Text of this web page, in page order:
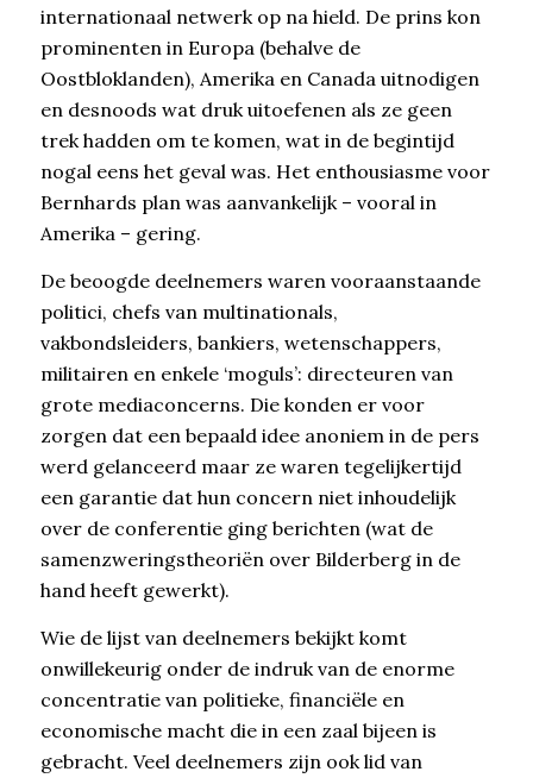
internationaal netwerk op na hield. De prins kon
prominenten in Europa (behalve de
Oostbloklanden), Amerika en Canada uitnodigen
en desnoods wat druk uitoefenen als ze geen
trek hadden om te komen, wat in de begintijd
nogal eens het geval was. Het enthousiasme voor
Bernhards plan was aanvankelijk – vooral in
Amerika – gering.
De beoogde deelnemers waren vooraanstaande
politici, chefs van multinationals,
vakbondsleiders, bankiers, wetenschappers,
militairen en enkele ‘moguls’: directeuren van
grote mediaconcerns. Die konden er voor
zorgen dat een bepaald idee anoniem in de pers
werd gelanceerd maar ze waren tegelijkertijd
een garantie dat hun concern niet inhoudelijk
over de conferentie ging berichten (wat de
samenzweringstheoriën over Bilderberg in de
hand heeft gewerkt).
Wie de lijst van deelnemers bekijkt komt
onwillekeurig onder de indruk van de enorme
concentratie van politieke, financiële en
economische macht die in een zaal bijeen is
gebracht. Veel deelnemers zijn ook lid van